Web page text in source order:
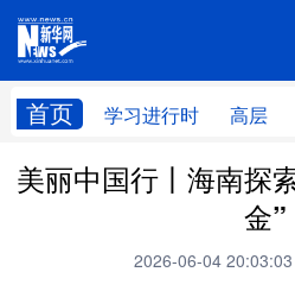
首页 学习进行时 高层
网站地
学习进行时 高层
美丽中国行丨海南探
金”
2026-06-04 20:03:03